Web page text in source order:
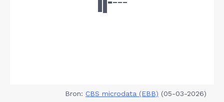
Bron: CBS microdata (EBB) (05-03-2026)